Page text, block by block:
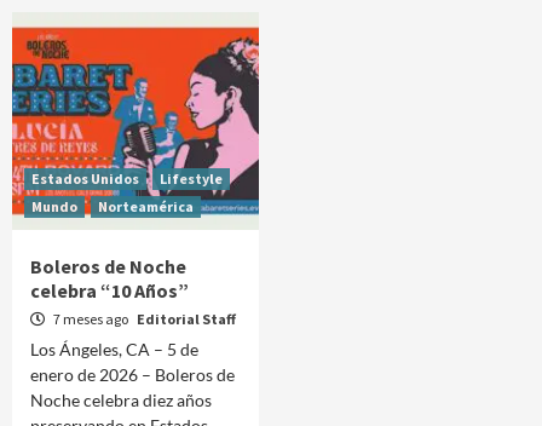
Estados Unidos
Lifestyle
Mundo
Norteamérica
Boleros de Noche
celebra “10 Años”
7 meses ago Editorial Staff
Los Ángeles, CA – 5 de
enero de 2026 – Boleros de
Noche celebra diez años